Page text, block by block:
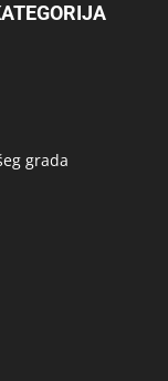
grada